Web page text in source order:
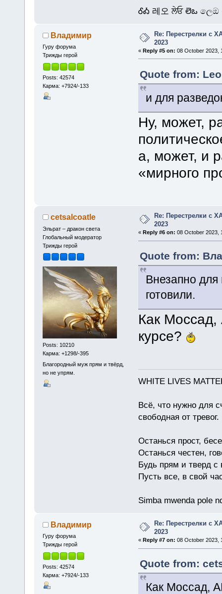
ᎴᎣ 레오 ਲੇਓ లెఒ
Владимир
Гуру форума
Трижды герой
Posts: 42574
Карма: +7924/-133
Re: Перестрелки с
2023
« Reply #5 on: 08 October 2023,
Quote from:
и для
Ну, может,
а, может, и
«мирного
cetsalcoatle
Эльрат – дракон света
Глобальный модератор
Трижды герой
Posts: 10210
Карма: +1298/-395
Благородный муж прям и твёрд,
но не упрям.
Re: Перестрелки с
2023
« Reply #6 on: 08 October 2023,
Quote from:
Внезапно для
готовили.
Как
курсе?
WHITE LIVES
Всё, что нужно для
свободная от
Останься прост,
Останься честен,
Будь прям и тверд с
Пусть все, в свой
Simba mwenda pole
Владимир
Гуру форума
Трижды герой
Posts: 42574
Карма: +7924/-133
Re: Перестрелки с
2023
« Reply #7 on: 08 October 2023,
Quote from:
Как Моссад,